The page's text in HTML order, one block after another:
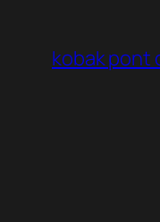
tartalomhoz
kobak pont